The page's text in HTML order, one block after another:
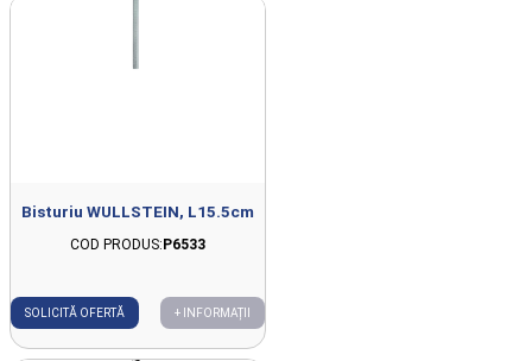
Bisturiu WULLSTEIN, L15.5cm
COD PRODUS: P6533
SOLICITĂ OFERTĂ + INFORMAȚII